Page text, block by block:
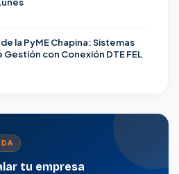
la PyME Chapina: Sistemas
con Conexión DTE FEL
tu empresa